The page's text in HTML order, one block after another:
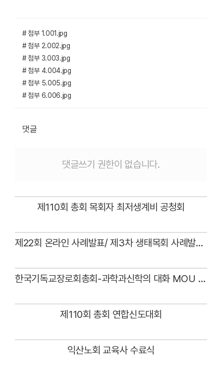
# 첨부 1.001.jpg
# 첨부 2.002.jpg
# 첨부 3.003.jpg
# 첨부 4.004.jpg
# 첨부 5.005.jpg
# 첨부 6.006.jpg
댓글
댓글쓰기 권한이 없습니다.
제110회 총회 목회자 최저생계비 공청회
제22회 온라인 사례발표/ 제3차 생태목회 사례발표회
한국기독교장로회총회-과학과신학의 대화 MOU 체결식
제110회 총회 연합신도대회
익산노회 교육사 수료식